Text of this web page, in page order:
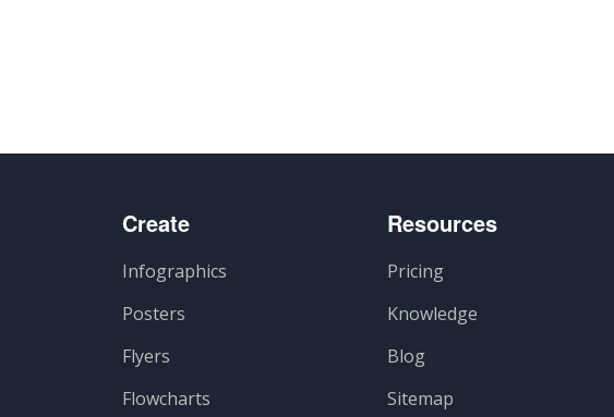
Create
Infographics
Posters
Flyers
Flowcharts
Resources
Pricing
Knowledge
Blog
Sitemap